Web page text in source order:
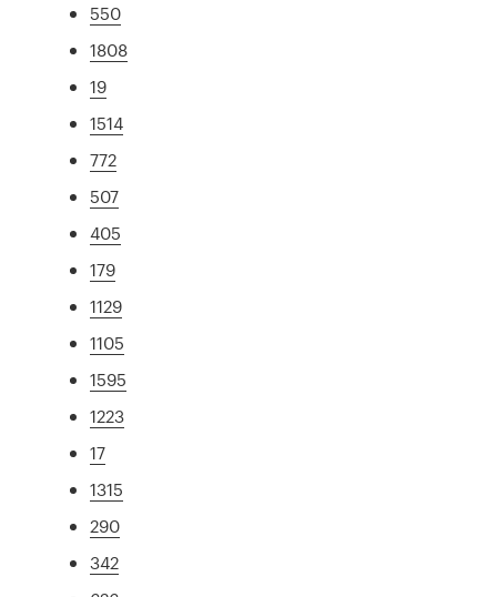
550
1808
19
1514
772
507
405
179
1129
1105
1595
1223
17
1315
290
342